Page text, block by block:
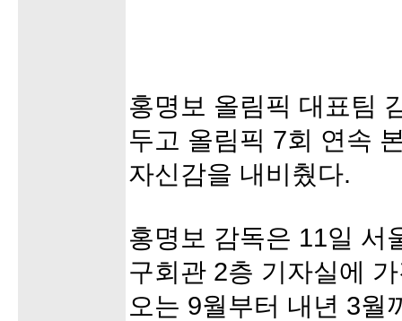
홍명보 올림픽 대표팀
두고 올림픽 7회 연속
자신감을 내비췄다.
홍명보 감독은 11일 서
구회관 2층 기자실에
오는 9월부터 내년 3월